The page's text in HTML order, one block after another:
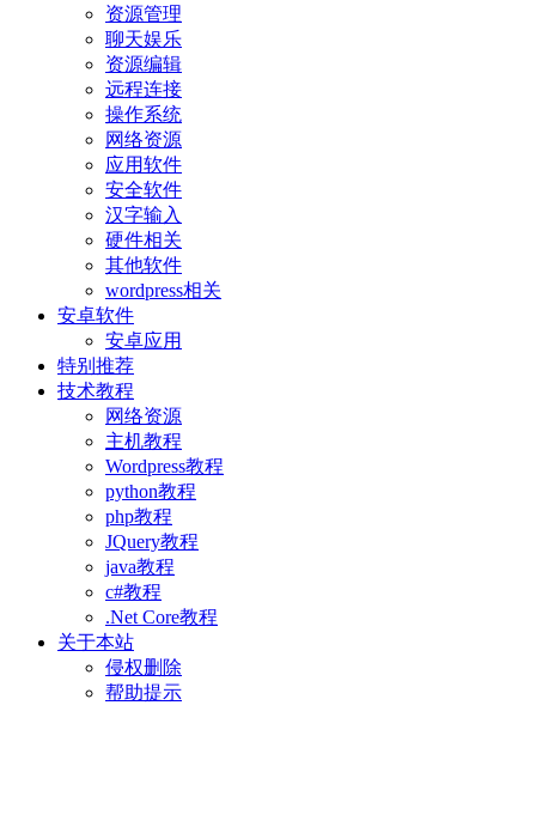
资源管理
聊天娱乐
资源编辑
远程连接
操作系统
网络资源
应用软件
安全软件
汉字输入
硬件相关
其他软件
wordpress相关
安卓软件
安卓应用
特别推荐
技术教程
网络资源
主机教程
Wordpress教程
python教程
php教程
JQuery教程
java教程
c#教程
.Net Core教程
关于本站
侵权删除
帮助提示